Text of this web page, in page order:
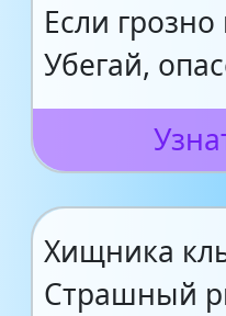
Если
Убегай,
Хищника
Страшный